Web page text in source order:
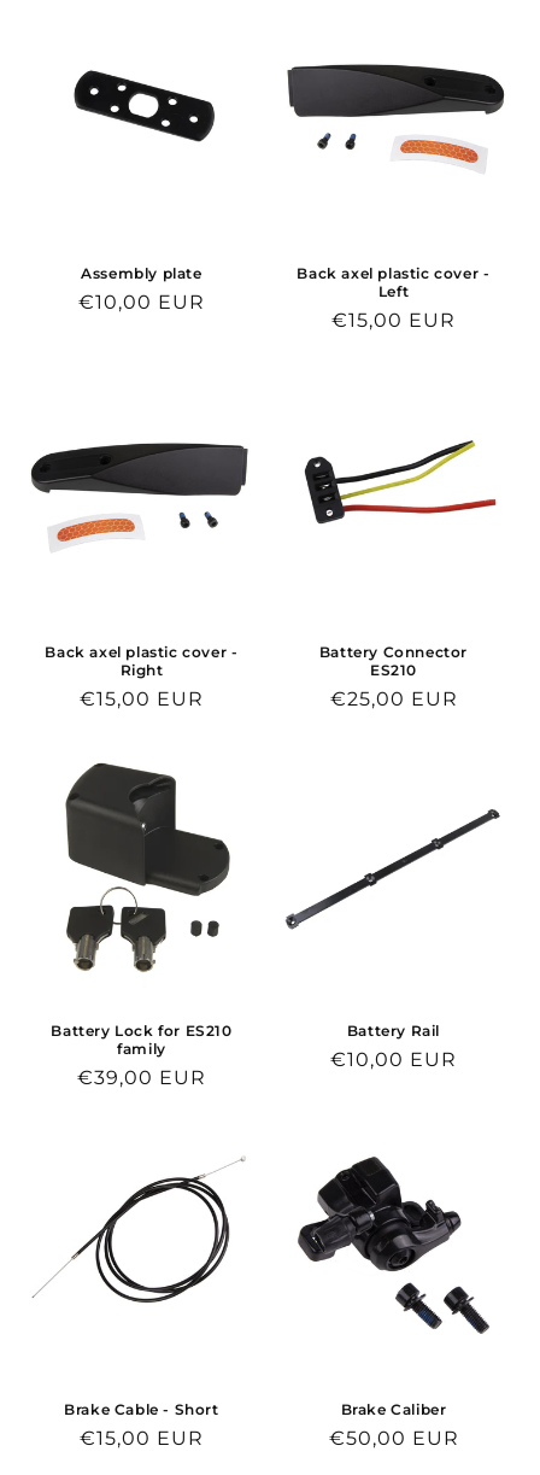
Assembly plate
Normaalihinta
€10,00 EUR
Back axel plastic cover -
Left
Normaalihinta
€15,00 EUR
Back axel plastic cover -
Right
Normaalihinta
€15,00 EUR
Battery Connector
ES210
Normaalihinta
€25,00 EUR
Battery Lock for ES210
family
Normaalihinta
€39,00 EUR
Battery Rail
Normaalihinta
€10,00 EUR
Brake Cable - Short
Normaalihinta
€15,00 EUR
Brake Caliber
Normaalihinta
€50,00 EUR